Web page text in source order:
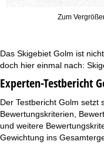
Zum
Das Skigebiet Golm ist
doch hier einmal nach:
Experten-Testbericht
Der Testbericht Golm setzt
Bewertungskriterien,
und weitere
Gewichtung ins